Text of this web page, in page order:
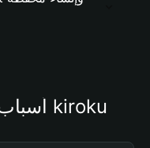
أسباب أهمية استخدام محفظة kiroku